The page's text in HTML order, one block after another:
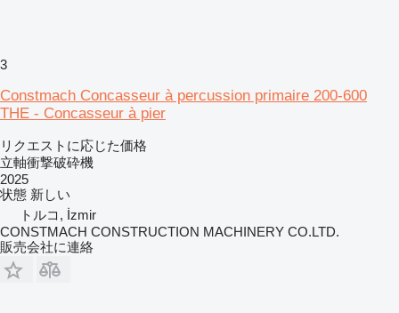
3
Constmach Concasseur à percussion primaire 200-600
THE - Concasseur à pier
リクエストに応じた価格
立軸衝撃破砕機
2025
状態 新しい
トルコ, İzmir
CONSTMACH CONSTRUCTION MACHINERY CO.LTD.
販売会社に連絡